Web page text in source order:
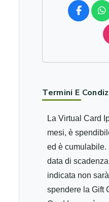
Termini E
La Virtual Card
mesi, è
ed è
data di
indicata non
spendere la Gift